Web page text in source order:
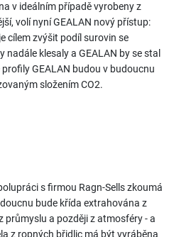
v ideálním případě vyrobeny z
volí nyní GEALAN nový přístup:
cílem zvýšit podíl surovin se
klesaly a GEALAN by se stal
GEALAN budou v budoucnu
složením CO2.
s firmou Ragn-Sells zkoumá
bude křída extrahována z
průmyslu a později z atmosféry - a
z ropných břidlic má být vyráběna